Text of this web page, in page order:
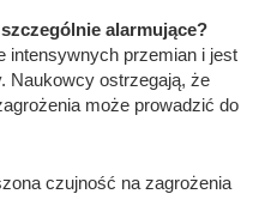
alarmujące?
intensywnych przemian i jest
Naukowcy ostrzegają, że
może prowadzić do
czujność na zagrożenia